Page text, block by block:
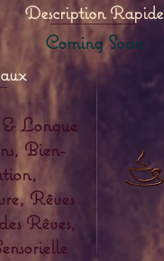
Description Rapide
Coming Soon
Longue
Bien-
Rêves
Rêves,